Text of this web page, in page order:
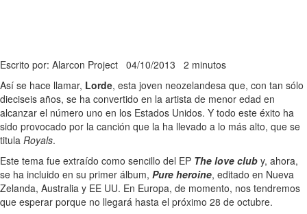
Escrito por: Alarcon Project 04/10/2013 2 minutos
Así se hace llamar, Lorde, esta joven neozelandesa que, con tan sólo
dieciseis años, se ha convertido en la artista de menor edad en
alcanzar el número uno en los Estados Unidos. Y todo este éxito ha
sido provocado por la canción que la ha llevado a lo más alto, que se
titula Royals.
Este tema fue extraído como sencillo del EP The love club y, ahora,
se ha incluido en su primer álbum, Pure heroine, editado en Nueva
Zelanda, Australia y EE UU. En Europa, de momento, nos tendremos
que esperar porque no llegará hasta el próximo 28 de octubre.